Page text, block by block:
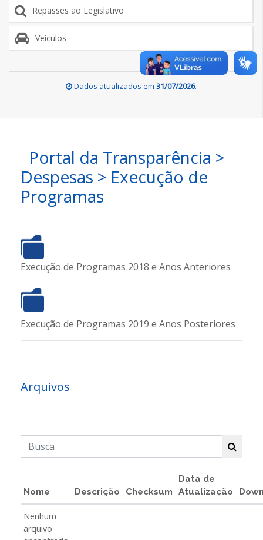
Repasses ao Legislativo
Veículos
Dados atualizados em 31/07/2026.
Portal da Transparência >
Despesas > Execução de
Programas
Execução de Programas 2018 e Anos Anteriores
Execução de Programas 2019 e Anos Posteriores
Arquivos
Nome Descrição Checksum
Data de
Atualização
Nenhum
arquivo